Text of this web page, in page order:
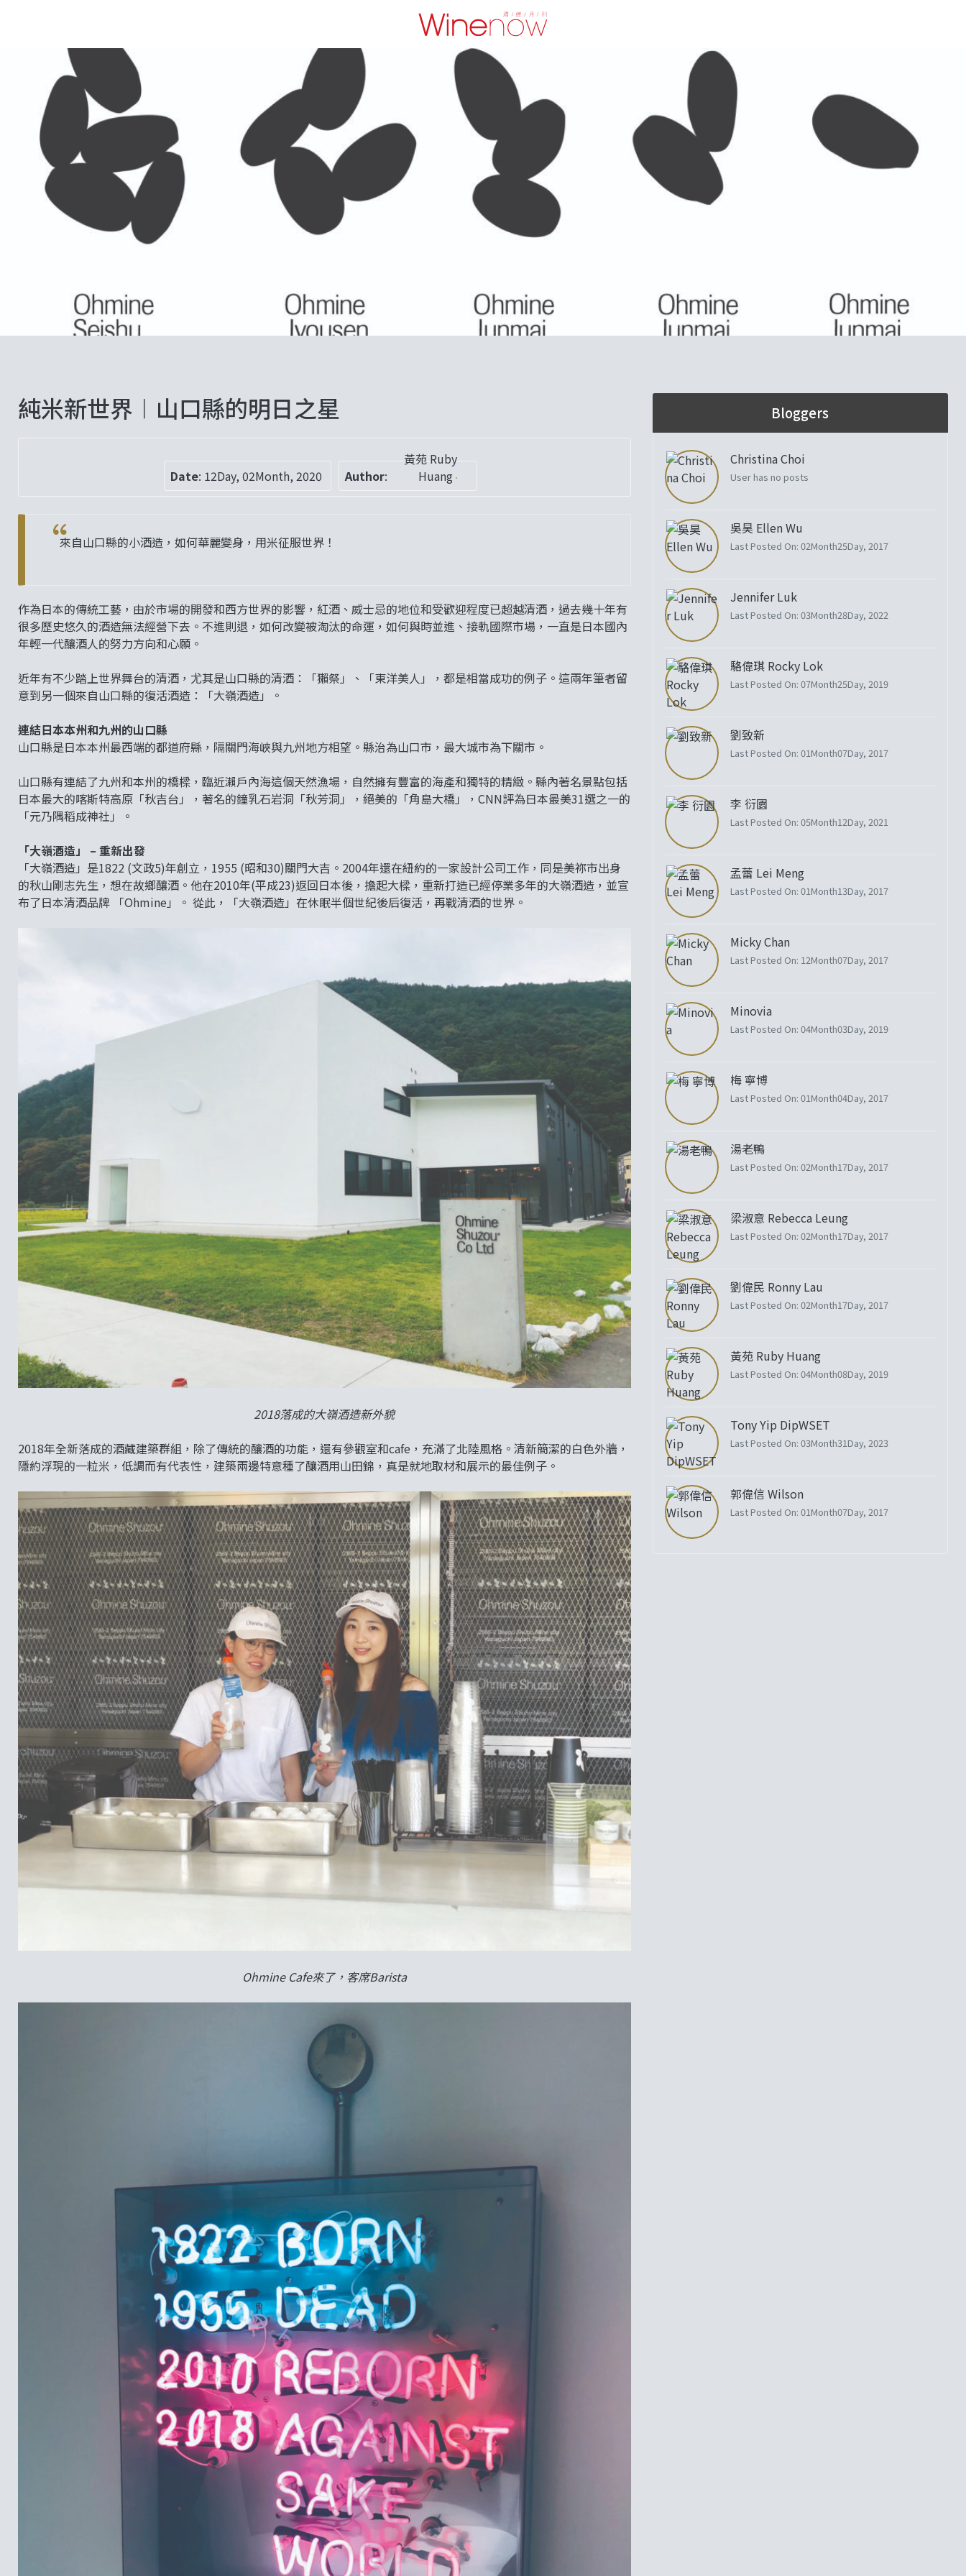
純米新世界︱山口縣的明日之星
Date: 12Day, 02Month, 2020 Author:
黃苑 Ruby
Huang
來自山口縣的小酒造，如何華麗變身，用米征服世界！
作為日本的傳統工藝，由於市場的開發和西方世界的影響，紅酒、威士忌的地位和受歡迎程度已超越清酒，過去幾十年有
很多歷史悠久的酒造無法經營下去。不進則退，如何改變被淘汰的命運，如何與時並進、接軌國際市場，一直是日本國內
年輕一代釀酒人的努力方向和心願。
近年有不少踏上世界舞台的清酒，尤其是山口縣的清酒：「獺祭」、「東洋美人」，都是相當成功的例子。這兩年筆者留
意到另一個來自山口縣的復活酒造：「大嶺酒造」。
連結日本本州和九州的山口縣
山口縣是日本本州最西端的都道府縣，隔關門海峽與九州地方相望。縣治為山口市，最大城市為下關市。
山口縣有連結了九州和本州的橋樑，臨近瀨戶內海這個天然漁場，自然擁有豐富的海產和獨特的精緻。縣內著名景點包括
日本最大的喀斯特高原「秋吉台」，著名的鐘乳石岩洞「秋芳洞」，絕美的「角島大橋」，CNN評為日本最美31選之一的
「元乃隅稻成神社」。
「大嶺酒造」 – 重新出發
「大嶺酒造」是1822 (文政5)年創立，1955 (昭和30)關門大吉。2004年還在紐約的一家設計公司工作，同是美祢市出身
的秋山剛志先生，想在故鄉釀酒。他在2010年(平成23)返回日本後，擔起大樑，重新打造已經停業多年的大嶺酒造，並宣
布了日本清酒品牌 「Ohmine」。 從此，「大嶺酒造」在休眠半個世紀後后復活，再戰清酒的世界。
2018落成的大嶺酒造新外貌
2018年全新落成的酒藏建築群組，除了傳統的釀酒的功能，還有參觀室和cafe，充滿了北陸風格。清新簡潔的白色外牆，
隱約浮現的一粒米，低調而有代表性，建築兩邊特意種了釀酒用山田錦，真是就地取材和展示的最佳例子。
Ohmine Cafe來了，客席Barista
Bloggers
Christina Choi
User has no posts
吳昊 Ellen Wu
Last Posted On: 02Month25Day, 2017
Jennifer Luk
Last Posted On: 03Month28Day, 2022
駱偉琪 Rocky Lok
Last Posted On: 07Month25Day, 2019
劉致新
Last Posted On: 01Month07Day, 2017
李 衍園
Last Posted On: 05Month12Day, 2021
孟蕾 Lei Meng
Last Posted On: 01Month13Day, 2017
Micky Chan
Last Posted On: 12Month07Day, 2017
Minovia
Last Posted On: 04Month03Day, 2019
梅 寧博
Last Posted On: 01Month04Day, 2017
湯老鴨
Last Posted On: 02Month17Day, 2017
梁淑意 Rebecca Leung
Last Posted On: 02Month17Day, 2017
劉偉民 Ronny Lau
Last Posted On: 02Month17Day, 2017
黃苑 Ruby Huang
Last Posted On: 04Month08Day, 2019
Tony Yip DipWSET
Last Posted On: 03Month31Day, 2023
郭偉信 Wilson
Last Posted On: 01Month07Day, 2017